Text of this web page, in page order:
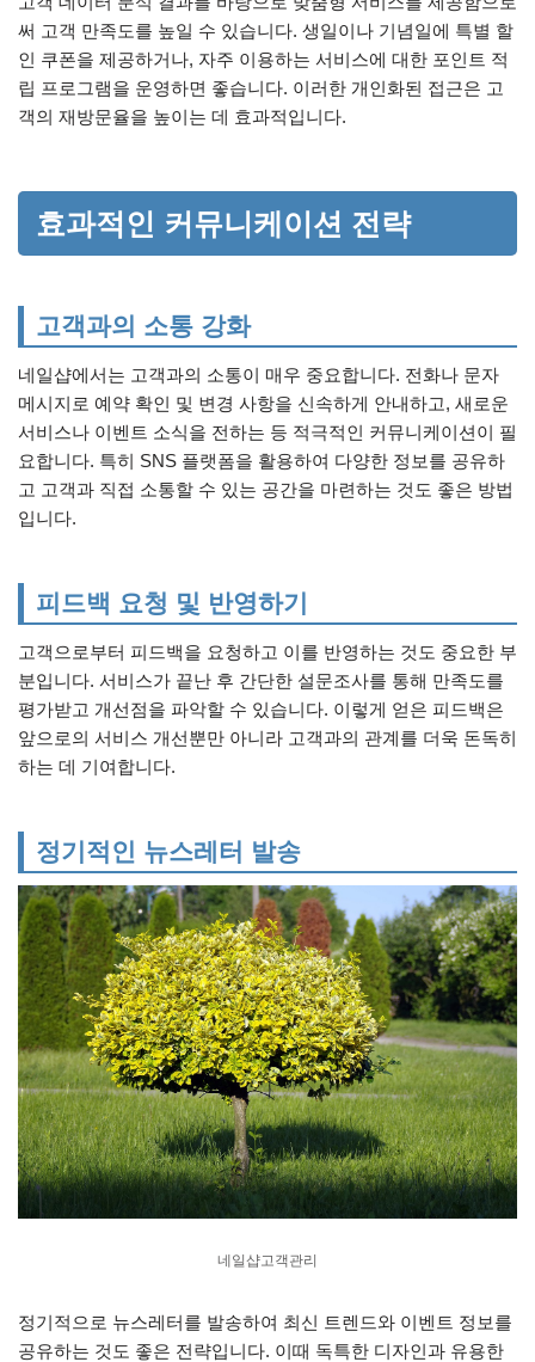
써 고객 만족도를 높일 수 있습니다. 생일이나 기념일에 특별 할
인 쿠폰을 제공하거나, 자주 이용하는 서비스에 대한 포인트 적
립 프로그램을 운영하면 좋습니다. 이러한 개인화된 접근은 고
객의 재방문율을 높이는 데 효과적입니다.
효과적인 커뮤니케이션 전략
고객과의 소통 강화
네일샵에서는 고객과의 소통이 매우 중요합니다. 전화나 문자
메시지로 예약 확인 및 변경 사항을 신속하게 안내하고, 새로운
서비스나 이벤트 소식을 전하는 등 적극적인 커뮤니케이션이 필
요합니다. 특히 SNS 플랫폼을 활용하여 다양한 정보를 공유하
고 고객과 직접 소통할 수 있는 공간을 마련하는 것도 좋은 방법
입니다.
피드백 요청 및 반영하기
고객으로부터 피드백을 요청하고 이를 반영하는 것도 중요한 부
분입니다. 서비스가 끝난 후 간단한 설문조사를 통해 만족도를
평가받고 개선점을 파악할 수 있습니다. 이렇게 얻은 피드백은
앞으로의 서비스 개선뿐만 아니라 고객과의 관계를 더욱 돈독히
하는 데 기여합니다.
정기적인 뉴스레터 발송
네일샵고객관리
정기적으로 뉴스레터를 발송하여 최신 트렌드와 이벤트 정보를
공유하는 것도 좋은 전략입니다. 이때 독특한 디자인과 유용한